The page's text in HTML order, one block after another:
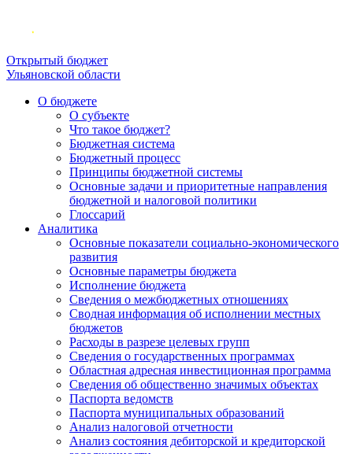
Открытый бюджет
Ульяновской области
О бюджете
О субъекте
Что такое бюджет?
Бюджетная система
Бюджетный процесс
Принципы бюджетной системы
Основные задачи и приоритетные направления
бюджетной и налоговой политики
Глоссарий
Аналитика
Основные показатели социально-экономического
развития
Основные параметры бюджета
Исполнение бюджета
Сведения о межбюджетных отношениях
Сводная информация об исполнении местных
бюджетов
Расходы в разрезе целевых групп
Сведения о государственных программах
Областная адресная инвестиционная программа
Сведения об общественно значимых объектах
Паспорта ведомств
Паспорта муниципальных образований
Анализ налоговой отчетности
Анализ состояния дебиторской и кредиторской